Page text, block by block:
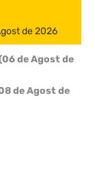
de 2026
de Agost de
de Agost de